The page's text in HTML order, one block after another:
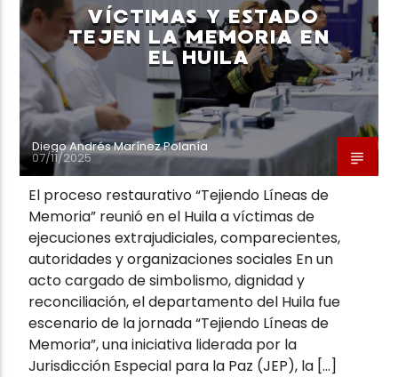
VÍCTIMAS Y ESTADO
TEJEN LA MEMORIA EN
EL HUILA
Diego Andrés Marínez Polanía
07/11/2025
El proceso restaurativo “Tejiendo Líneas de
Memoria” reunió en el Huila a víctimas de
ejecuciones extrajudiciales, comparecientes,
autoridades y organizaciones sociales En un
acto cargado de simbolismo, dignidad y
reconciliación, el departamento del Huila fue
escenario de la jornada “Tejiendo Líneas de
Memoria”, una iniciativa liderada por la
Jurisdicción Especial para la Paz (JEP), la […]